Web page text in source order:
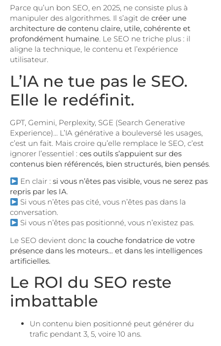
Parce qu’un bon SEO, en 2025, ne consiste plus à
manipuler des algorithmes. Il s’agit de créer une
architecture de contenu claire, utile, cohérente et
profondément humaine. Le SEO ne triche plus : il
aligne la technique, le contenu et l’expérience
utilisateur.
L’IA ne tue pas le SEO.
Elle le redéfinit.
GPT, Gemini, Perplexity, SGE (Search Generative
Experience)… L’IA générative a bouleversé les usages,
c’est un fait. Mais croire qu’elle remplace le SEO, c’est
ignorer l’essentiel : ces outils s’appuient sur des
contenus bien référencés, bien structurés, bien pensés
En clair :si vous n’êtes pas visible, vous ne serez pas
repris par les IA.
Si vous n’êtes pas cité, vous n’êtes pas dans la
conversation.
Si vous n’êtes pas positionné, vous n’existez pas.
Le SEO devient donc la couche fondatrice de votre
présence dans les moteurs… et dans les intelligences
artificielles.
Le ROI du SEO reste
imbattable
Un contenu bien positionné peut générer du
trafic pendant 3, 5, voire 10 ans.